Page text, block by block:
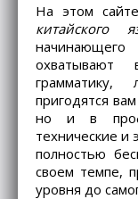
На этом
китайского
охватывают
пригодятся
но и в
технические и
полностью
своем темпе,
уровня до